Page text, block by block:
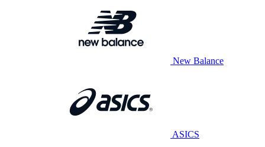
New Balance
ASICS